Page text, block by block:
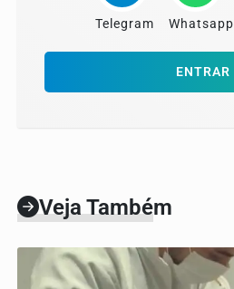
Telegram Whatsapp
ENTRAR
Veja Também